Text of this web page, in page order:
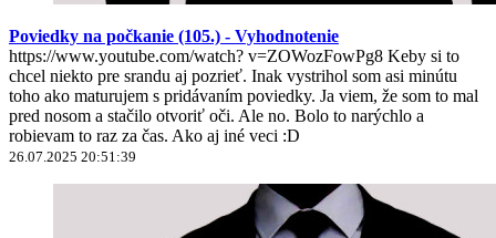
Poviedky na počkanie (105.) - Vyhodnotenie
https://www.youtube.com/watch? v=ZOWozFowPg8 Keby si to
chcel niekto pre srandu aj pozrieť. Inak vystrihol som asi minútu
toho ako maturujem s pridávaním poviedky. Ja viem, že som to mal
pred nosom a stačilo otvoriť oči. Ale no. Bolo to narýchlo a
robievam to raz za čas. Ako aj iné veci :D
26.07.2025 20:51:39